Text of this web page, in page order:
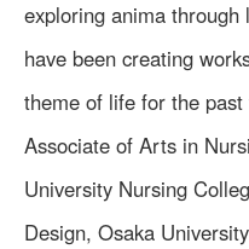
exploring anima
have been creating
theme of life for the
Associate of Arts in
University Nursing
Design, Osaka